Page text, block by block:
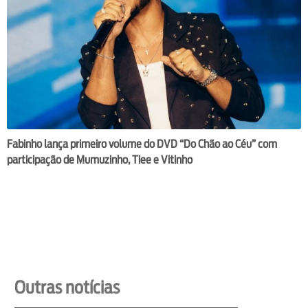
Fabinho lança primeiro volume do DVD “Do Chão ao Céu” com
participação de Mumuzinho, Tiee e Vitinho
Outras notícias